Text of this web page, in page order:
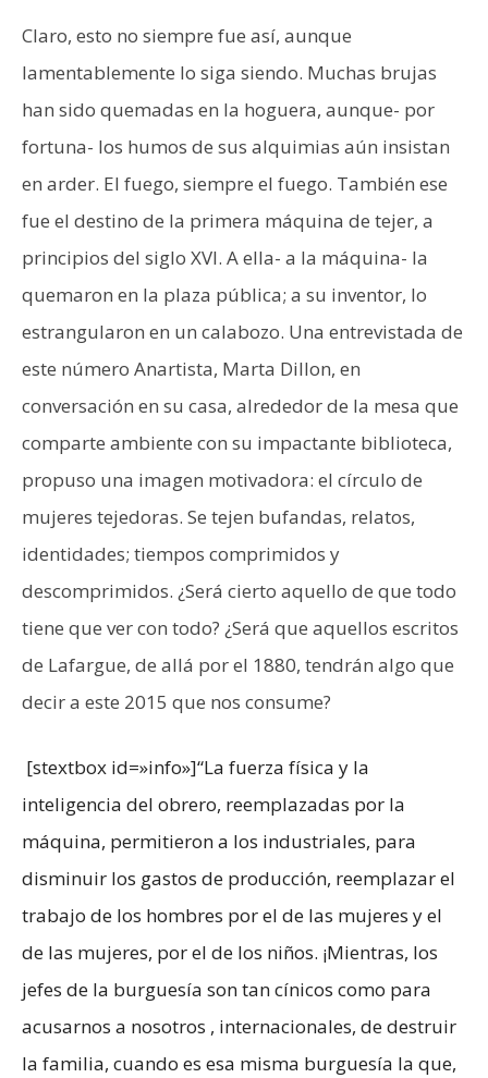
Claro, esto no siempre fue así, aunque
lamentablemente lo siga siendo. Muchas brujas
han sido quemadas en la hoguera, aunque- por
fortuna- los humos de sus alquimias aún insistan
en arder. El fuego, siempre el fuego. También ese
fue el destino de la primera máquina de tejer, a
principios del siglo XVI. A ella- a la máquina- la
quemaron en la plaza pública; a su inventor, lo
estrangularon en un calabozo. Una entrevistada de
este número Anartista, Marta Dillon, en
conversación en su casa, alrededor de la mesa que
comparte ambiente con su impactante biblioteca,
propuso una imagen motivadora: el círculo de
mujeres tejedoras. Se tejen bufandas, relatos,
identidades; tiempos comprimidos y
descomprimidos. ¿Será cierto aquello de que todo
tiene que ver con todo? ¿Será que aquellos escritos
de Lafargue, de allá por el 1880, tendrán algo que
decir a este 2015 que nos consume?
[stextbox id=»info»]“La fuerza física y la
inteligencia del obrero, reemplazadas por la
máquina, permitieron a los industriales, para
disminuir los gastos de producción, reemplazar el
trabajo de los hombres por el de las mujeres y el
de las mujeres, por el de los niños. ¡Mientras, los
jefes de la burguesía son tan cínicos como para
acusarnos a nosotros , internacionales, de destruir
la familia, cuando es esa misma burguesía la que,